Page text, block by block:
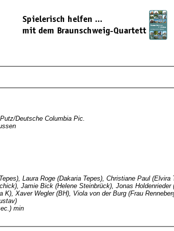
Deutsche Columbia Pic.
Laura Roge (Dakaria Tepes), Christiane Paul
Jamie Bick (Helene Steinbrück), Jonas
Xaver Wegler (BH), Viola von der Burg (Frau
min